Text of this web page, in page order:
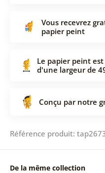
Vous recevrez
papier peint
Le papier peint
d'une largeur de
Conçu par notre
Référence produit:
De la même collection